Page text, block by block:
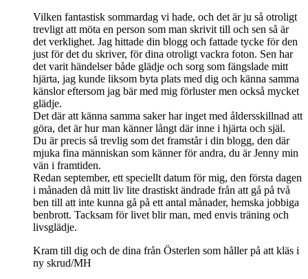
Vilken fantastisk sommardag vi hade, och det är ju så otroligt
trevligt att möta en person som man skrivit till och sen så är
det verklighet. Jag hittade din blogg och fattade tycke för den
just för det du skriver, för dina otroligt vackra foton. Sen har
det varit händelser både glädje och sorg som fängslade mitt
hjärta, jag kunde liksom byta plats med dig och känna samma
känslor eftersom jag bär med mig förluster men också mycket
glädje.
Det där att känna samma saker har inget med åldersskillnad att
göra, det är hur man känner långt där inne i hjärta och själ.
Du är precis så trevlig som det framstår i din blogg, den där
mjuka fina människan som känner för andra, du är Jenny min
vän i framtiden.
Redan september, ett speciellt datum för mig, den första dagen
i månaden då mitt liv lite drastiskt ändrade från att gå på två
ben till att inte kunna gå på ett antal månader, hemska jobbiga
benbrott. Tacksam för livet blir man, med envis träning och
livsglädje.
Kram till dig och de dina från Österlen som håller på att kläs i
ny skrud/MH